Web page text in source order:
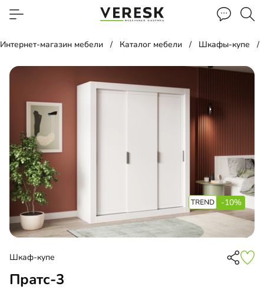
Интернет-магазин мебели Каталог мебели Шкафы-купе
-10%
Шкаф-купе
Пратс-3